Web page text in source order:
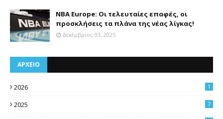
NBA Europe: Οι τελευταίες επαφές, οι
προσκλήσεις τα πλάνα της νέας λίγκας!
Δεκέμβριος 03, 2025
ΑΡΧΕΙΟ
2026 1
2025 7